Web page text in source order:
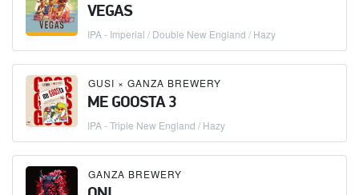
VEGAS
IPA - Imperial / Double New England / Hazy
GUSI × GANZA BREWERY
ME GOOSTA 3
IPA - Triple New England / Hazy
GANZA BREWERY